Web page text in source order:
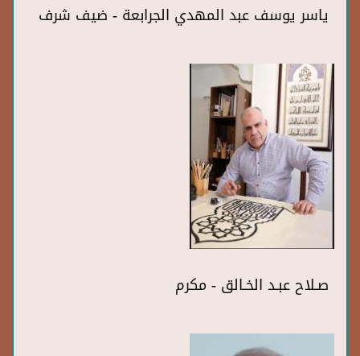
ياسر يوسف عبد المهدي الجرابعة - ضيف شرف
صـلاح عبـد الخـالق - مكرم